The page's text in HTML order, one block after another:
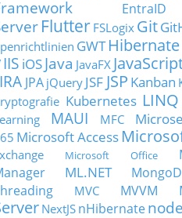
EntraID
Flutter FSLogix Git
GWT Hibernate
IIS iOSJava JavaFX
JPA jQuery JSF JSP Kanban
Kubernetes LINQ
MAUI MFC
Microsoft Access
Microsoft Office
ML.NET
MVC MVVM
NextJS nHibernate